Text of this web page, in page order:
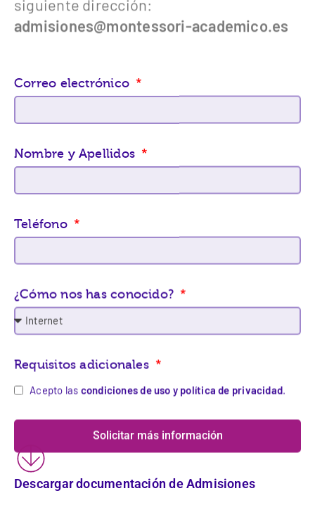
admisiones@montessori-academico.es
Descargar documentación de Admisiones